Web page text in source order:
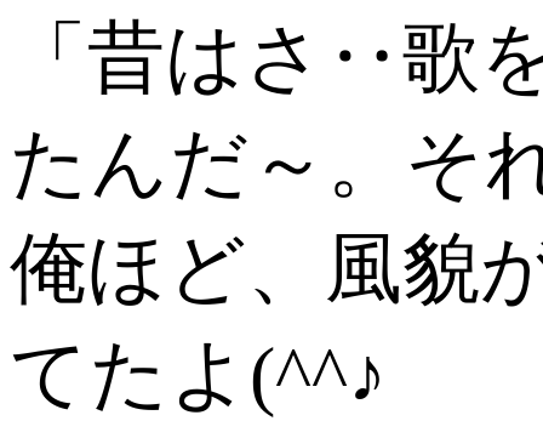
「昔はさ‥歌
たんだ～。そ
俺ほど、風貌
てたよ(^^♪